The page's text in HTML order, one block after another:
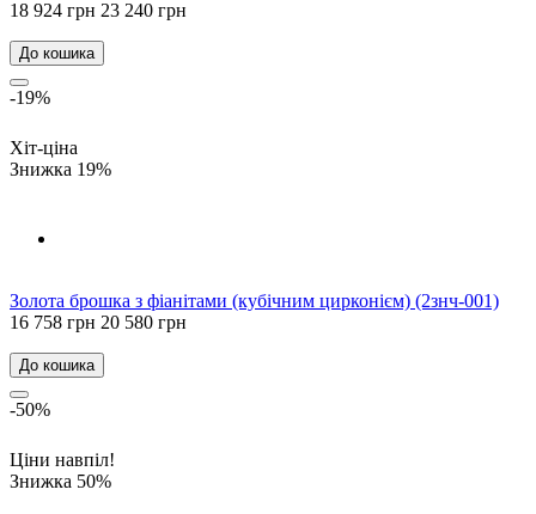
18 924 грн 23 240 грн
До кошика
-19%
Хіт-ціна
Знижка 19%
Золота брошка з фіанітами (кубічним цирконієм) (2знч-001)
16 758 грн 20 580 грн
До кошика
-50%
Ціни навпіл!
Знижка 50%